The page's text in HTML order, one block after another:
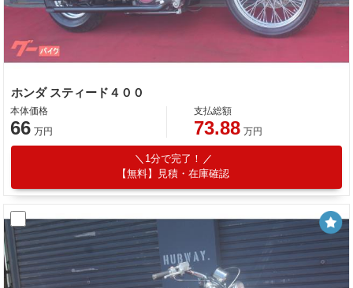
ホンダ スティード４００
本体価格
66 万円
支払総額
73.88 万円
1分で完了！
【無料】見積・在庫確認